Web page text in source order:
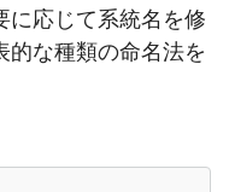
に応じて系統名を修
的な種類の命名法を